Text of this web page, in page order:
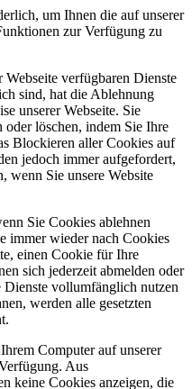
um Ihnen die auf unserer
zur Verfügung zu
verfügbaren Dienste
sind, hat die Ablehnung
unserer Webseite. Sie
löschen, indem Sie Ihre
Blockieren aller Cookies auf
jedoch immer aufgefordert,
wenn Sie unsere Website
Sie Cookies ablehnen
immer wieder nach Cookies
einen Cookie für Ihre
sich jederzeit abmelden oder
Dienste vollumfänglich nutzen
werden alle gesetzten
Computer auf unserer
Aus
keine Cookies anzeigen, die